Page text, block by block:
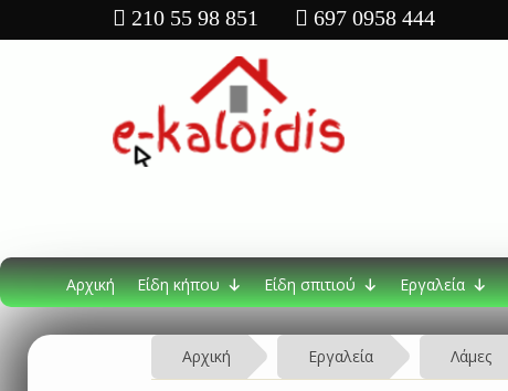
210 55 98 851 697 0958 444
Αρχική Είδη κήπου Είδη σπιτιού Εργαλεία
Αρχική Εργαλεία Λάμες